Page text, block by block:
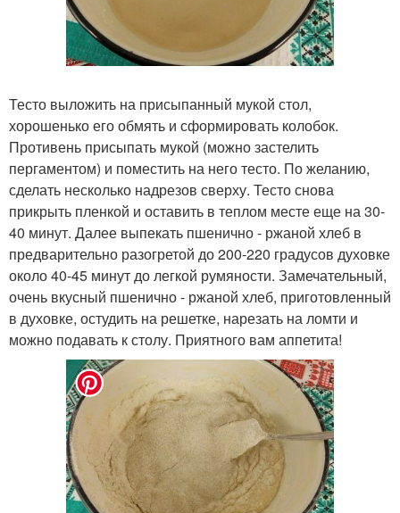
Тесто выложить на присыпанный мукой стол,
хорошенько его обмять и сформировать колобок.
Противень присыпать мукой (можно застелить
пергаментом) и поместить на него тесто. По желанию,
сделать несколько надрезов сверху. Тесто снова
прикрыть пленкой и оставить в теплом месте еще на 30-
40 минут. Далее выпекать пшенично - ржаной хлеб в
предварительно разогретой до 200-220 градусов духовке
около 40-45 минут до легкой румяности. Замечательный,
очень вкусный пшенично - ржаной хлеб, приготовленный
в духовке, остудить на решетке, нарезать на ломти и
можно подавать к столу. Приятного вам аппетита!